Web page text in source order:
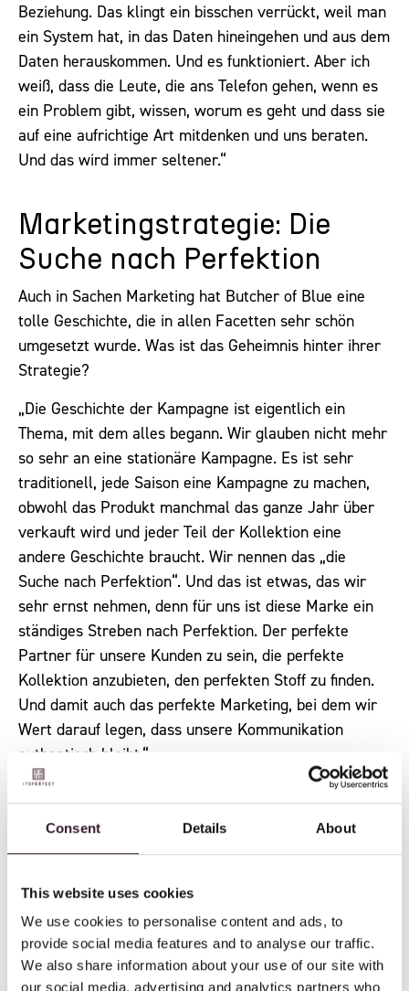
Consent Details About
This website uses cookies
We use cookies to personalise content and ads, to
provide social media features and to analyse our traffic.
We also share information about your use of our site with
our social media, advertising and analytics partners who
Beziehung. Das klingt ein bisschen verrückt, weil man
ein System hat, in das Daten hineingehen und aus dem
Daten herauskommen. Und es funktioniert. Aber ich
weiß, dass die Leute, die ans Telefon gehen, wenn es
ein Problem gibt, wissen, worum es geht und dass sie
auf eine aufrichtige Art mitdenken und uns beraten.
Und das wird immer seltener.“
Marketingstrategie: Die
Suche nach Perfektion
Auch in Sachen Marketing hat Butcher of Blue eine
tolle Geschichte, die in allen Facetten sehr schön
umgesetzt wurde. Was ist das Geheimnis hinter ihrer
Strategie?
„Die Geschichte der Kampagne ist eigentlich ein
Thema, mit dem alles begann. Wir glauben nicht mehr
so sehr an eine stationäre Kampagne. Es ist sehr
traditionell, jede Saison eine Kampagne zu machen,
obwohl das Produkt manchmal das ganze Jahr über
verkauft wird und jeder Teil der Kollektion eine
andere Geschichte braucht. Wir nennen das „die
Suche nach Perfektion“. Und das ist etwas, das wir
sehr ernst nehmen, denn für uns ist diese Marke ein
ständiges Streben nach Perfektion. Der perfekte
Partner für unsere Kunden zu sein, die perfekte
Kollektion anzubieten, den perfekten Stoff zu finden.
Und damit auch das perfekte Marketing, bei dem wir
Wert darauf legen, dass unsere Kommunikation
authentisch bleibt.“
Sie suchen diese Authentizität auch durch
sie sich verbunden fühlen. Einst begannen sie mit
etwas Schönes zu bieten. Seitdem sind viele
großartige Kooperationen hinzugekommen.
„Mit dem Zwei-Sterne-Koch Syrco Bakker vom Pure C
in Cadzand haben wir eine Variation von Hierbas de